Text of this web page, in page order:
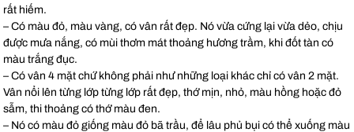
rất hiếm.
– Có màu đỏ, màu vàng, có vân rất đẹp. Nó vừa cứng lại vừa dẻo, chịu
được mưa nắng, có mùi thơm mát thoảng hương trầm, khi đốt tàn có
màu trắng đục.
– Có vân 4 mặt chứ không phải như những loại khác chỉ có vân 2 mặt.
Vân nổi lên từng lớp từng lớp rất đẹp, thớ mịn, nhỏ, màu hồng hoặc đỏ
sẫm, thi thoảng có thớ màu đen.
– Nó có màu đỏ giống màu đỏ bã trầu, để lâu phủ bụi có thể xuống màu